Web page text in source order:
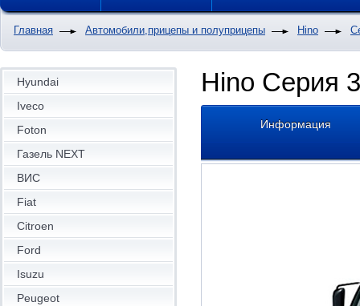
Главная Автомобили,прицепы и полуприцепы Hino
Hino Серия
Информация
Hyundai
Iveco
Foton
Газель NEXT
ВИС
Fiat
Citroen
Ford
Isuzu
Peugeot